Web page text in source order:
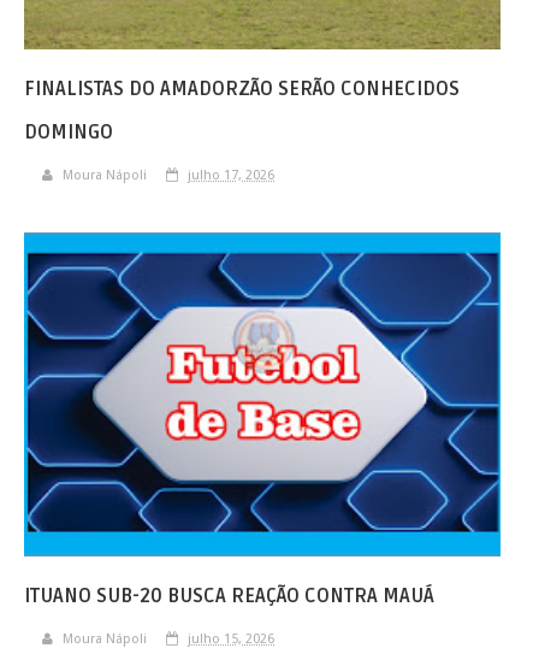
FINALISTAS DO AMADORZÃO SERÃO CONHECIDOS
DOMINGO
Moura Nápoli julho 17, 2026
ITUANO SUB-20 BUSCA REAÇÃO CONTRA MAUÁ
Moura Nápoli julho 15, 2026